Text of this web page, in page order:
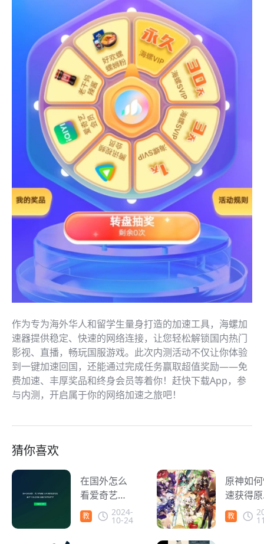
作为专为海外华人和留学生量身打造的加速工具，海螺加
速器提供稳定、快速的网络连接，让您轻松解锁国内热门
影视、直播，畅玩国服游戏。此次内测活动不仅让你体验
到一键加速回国，还能通过完成任务赢取超值奖励——免
费加速、丰厚奖品和终身会员等着你！赶快下载App，参
与内测，开启属于你的网络加速之旅吧！
猜你喜欢
在国外怎么
看爱奇艺？
教你解除爱
奇艺地区限
教
2024-
10-24
原神如
速获得原
石？海
家轻松
教